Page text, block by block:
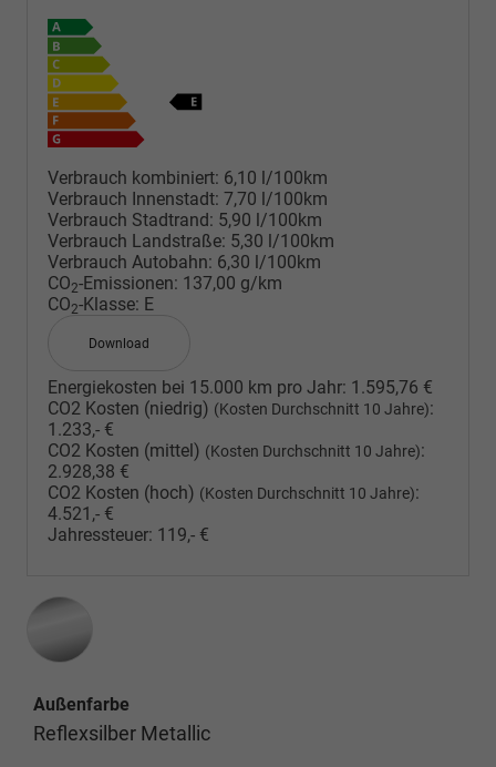
Verbrauch kombiniert: 6,10 l/100km
Verbrauch Innenstadt: 7,70 l/100km
Verbrauch Stadtrand: 5,90 l/100km
Verbrauch Landstraße: 5,30 l/100km
Verbrauch Autobahn: 6,30 l/100km
CO2-Emissionen: 137,00 g/km
CO2-Klasse: E
Download
Energiekosten bei 15.000 km pro Jahr: 1.595,76 €
CO2 Kosten (niedrig) (Kosten Durchschnitt 10 Jahre):
1.233,- €
CO2 Kosten (mittel) (Kosten Durchschnitt 10 Jahre):
2.928,38 €
CO2 Kosten (hoch) (Kosten Durchschnitt 10 Jahre):
4.521,- €
Jahressteuer: 119,- €
Außenfarbe
Reflexsilber Metallic